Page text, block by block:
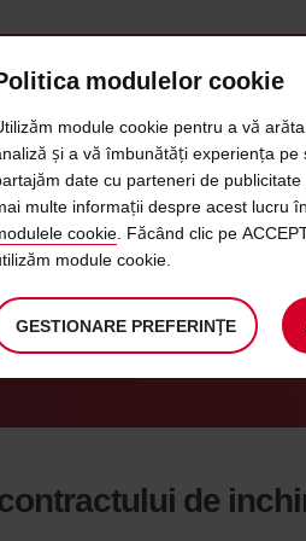
& SERVICII AVIS
COMBUSTIBIL
de
modulelor cookie
module cookie pentru a vă
și a vă îmbunătăți experiența pe
date cu parteneri de
multe informații despre acest lucru în
cookie. Făcând clic pe
module cookie.
GESTIONARE PREFERINȚE